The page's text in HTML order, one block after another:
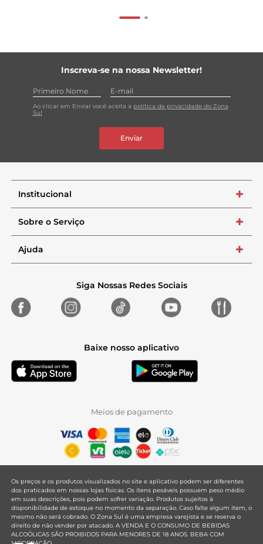
Inscreva-se na nossa Newsletter!
Ao clicar em Enviar você aceita a política de privacidade do Zona
Sul
Enviar
Institucional +
Sobre o Serviço +
Ajuda +
Siga Nossas Redes Sociais
Baixe nosso aplicativo
Meios de pagamento
Os preços e os produtos visualizados no site e aplicativo podem ser diferentes
dos praticados em nossas lojas físicas. Os itens pesáveis possuem peso médio
em suas descrições, pois podem sofrer variação. Produtos sujeitos à
disponibilidade de estoque no momento da separação. Caso falte algum item, o
mesmo não será cobrado. O Zona Sul é uma empresa varejista e se reserva o
direito de não vender por atacado. A VENDA E O CONSUMO DE BEBIDAS
ALCOÓLICAS SÃO PROIBIDOS PARA MENORES DE 18 ANOS. BEBA COM